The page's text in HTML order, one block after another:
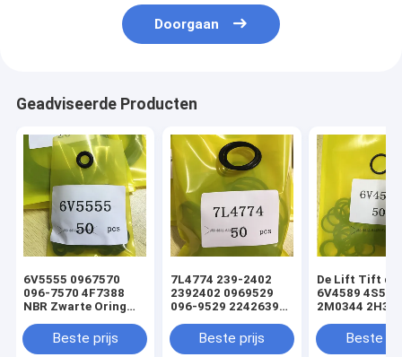
Doorgaan
Geadviseerde Producten
6V5555 0967570
096-7570 4F7388
NBR Zwarte Oring
cilinderladerafdichtingsset
Beste prijs
7L4774 239-2402
2392402 0969529
096-9529 2242639
Zwarte Oring
hydraulische
Beste prijs
De Lift Tift die
6V4589
2M0344
de
Beste